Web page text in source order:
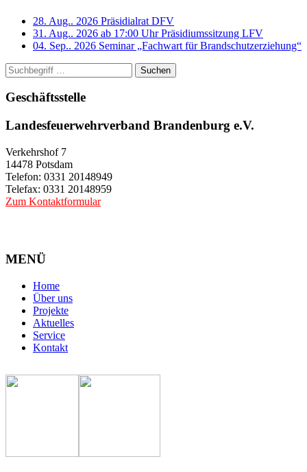
28. Aug.. 2026 Präsidialrat DFV
31. Aug.. 2026 ab 17:00 Uhr Präsidiumssitzung LFV
04. Sep.. 2026 Seminar „Fachwart für Brandschutzerziehung“
Suchen
Geschäftsstelle
Landesfeuerwehrverband Brandenburg e.V.
Verkehrshof 7
14478 Potsdam
Telefon: 0331 20148949
Telefax: 0331 20148959
Zum Kontaktformular
MENÜ
Home
Über uns
Projekte
Aktuelles
Service
Kontakt